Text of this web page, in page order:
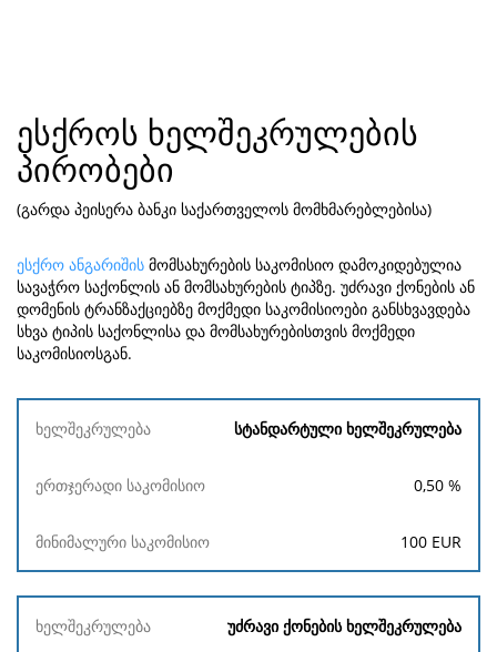
ესქროს ხელშეკრულების
პირობები
(გარდა პეისერა ბანკი საქართველოს მომხმარებლებისა)
ესქრო ანგარიშის მომსახურების საკომისიო დამოკიდებულია
სავაჭრო საქონლის ან მომსახურების ტიპზე. უძრავი ქონების ან
დომენის ტრანზაქციებზე მოქმედი საკომისიოები განსხვავდება
სხვა ტიპის საქონლისა და მომსახურებისთვის მოქმედი
საკომისიოსგან.
ხელშეკრულება
ერთჯერადი
მინიმალური
სტანდარტული ხელშეკრულება
0,50 %
100 EUR
უძრავი ქონების ხელშეკრულება